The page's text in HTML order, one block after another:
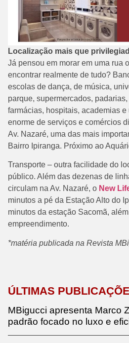
Localização mais que
Já pensou em morar em uma rua
encontrar realmente de tudo?
escolas de dança, de música,
parque, supermercados,
farmácias, hospitais, academias
enorme de serviços e comércios
Av. Nazaré, uma das mais
Bairro Ipiranga. Próximo ao
Transporte – outra facilidade do
público. Além das dezenas de
circulam na Av. Nazaré, o New
minutos a pé da Estação Alto do
minutos da estação Sacomã,
empreendimento.
*matéria publicada na Revista
ÚLTIMAS
MBigucci apresenta Marco
padrão focado no luxo e